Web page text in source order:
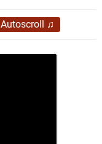
Autoscroll ♫